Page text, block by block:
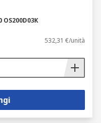
OS200D03K
532,31 €/unità